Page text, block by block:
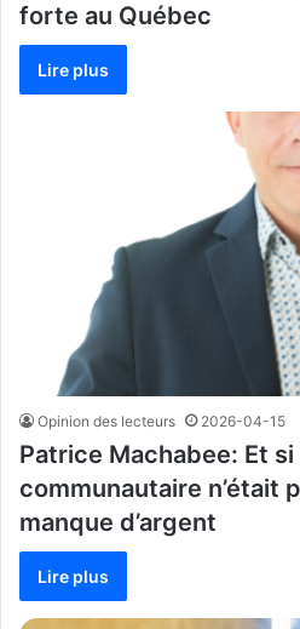
forte au Québec
Lire plus
Opinion des lecteurs 2026-04-15
Patrice Machabee: Et
communautaire n’était
manque d’argent
Lire plus